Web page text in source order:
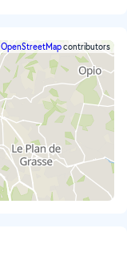
OpenStreetMapcontributors